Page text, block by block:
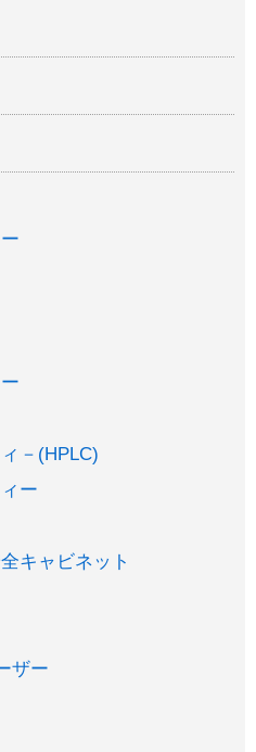
－(HPLC)
ー
キャビネット
ザー